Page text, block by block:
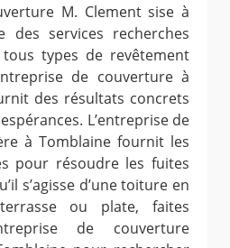
M. Clement sise à
des services recherches
types de revêtement
de couverture à
des résultats concrets
L’entreprise de
à Tomblaine fournit les
pour résoudre les fuites
s’agisse d’une toiture en
ou plate, faites
de couverture